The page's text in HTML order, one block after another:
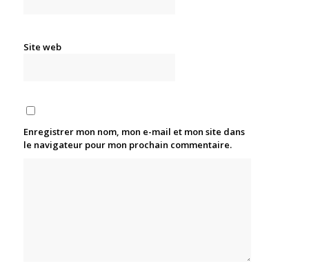
Site web
Enregistrer mon nom, mon e-mail et mon site dans
le navigateur pour mon prochain commentaire.